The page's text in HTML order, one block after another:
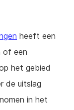
heeft een
of een
het gebied
de uitslag
in het